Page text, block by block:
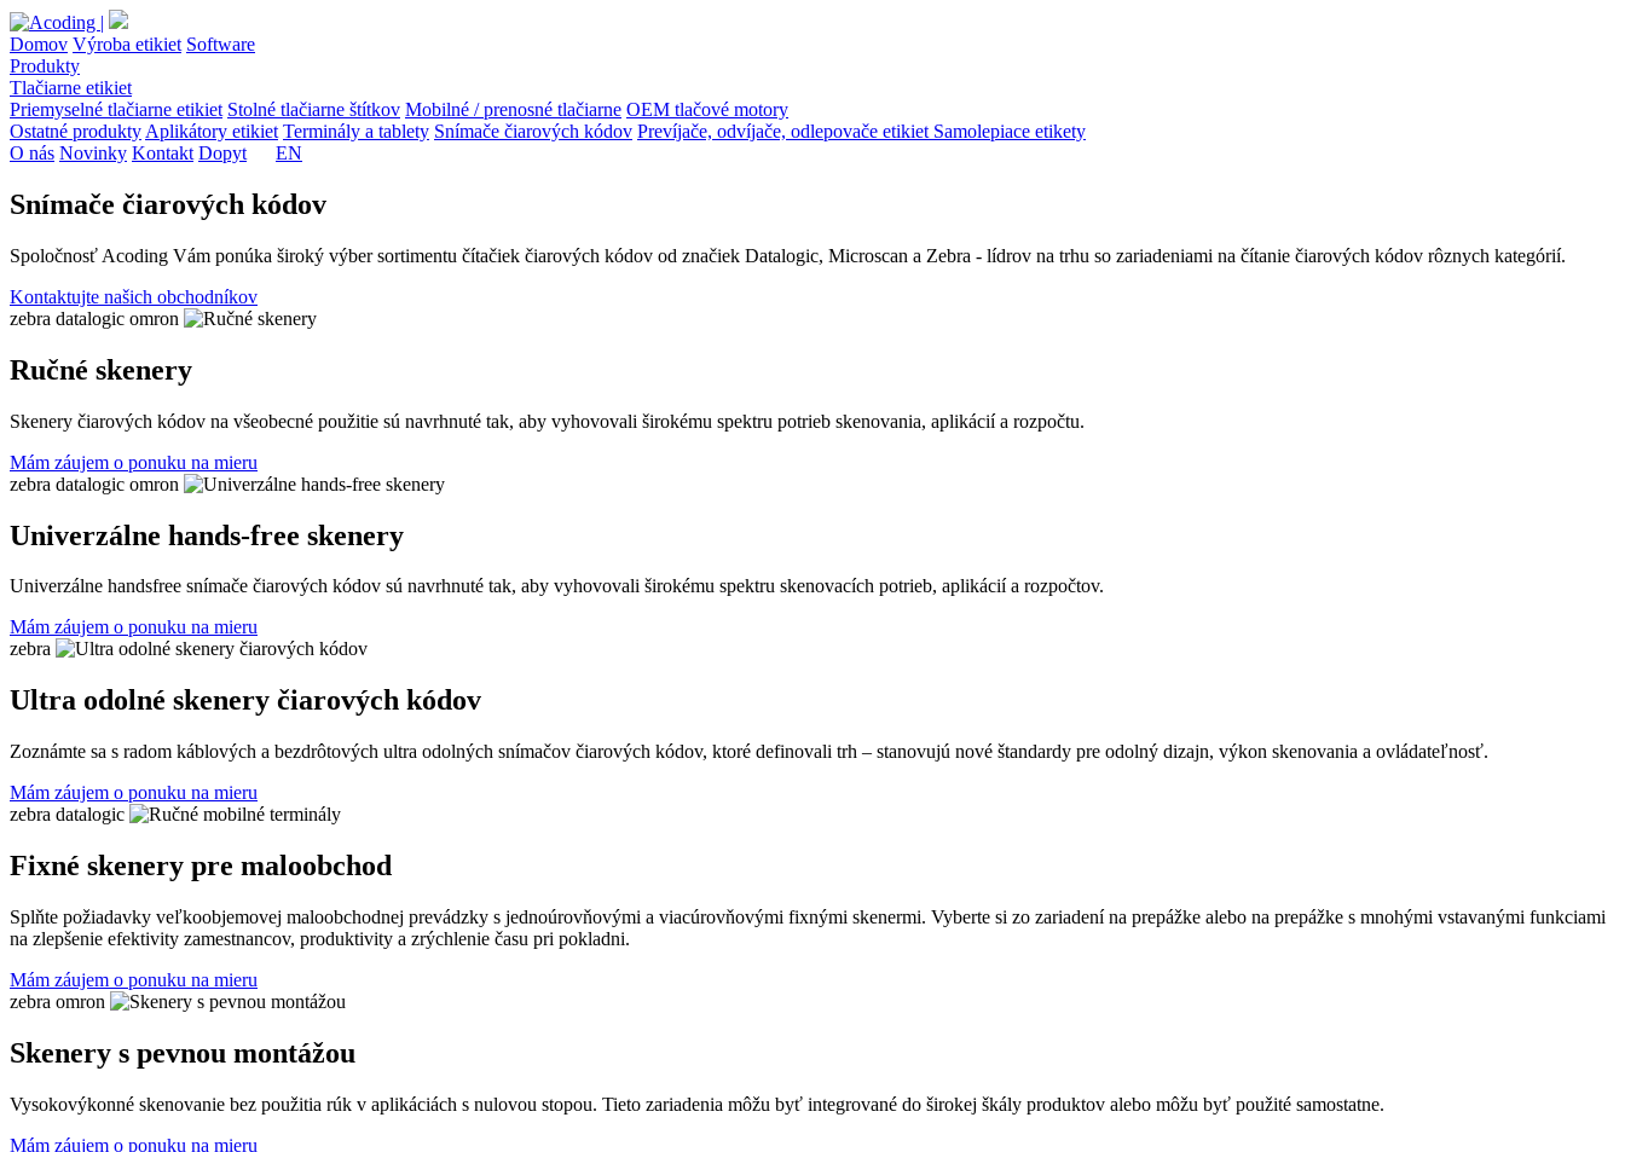
Domov Výroba etikiet Software
Produkty
Tlačiarne etikiet
Priemyselné tlačiarne etikiet Stolné tlačiarne štítkov Mobilné / prenosné tlačiarne OEM tlačové motory
Ostatné produkty Aplikátory etikiet Terminály a tablety Snímače čiarových kódov Prevíjače, odvíjače, odlepovače etikiet Samolepiace etikety
O nás Novinky Kontakt Dopyt EN
Snímače čiarových kódov
Spoločnosť Acoding Vám ponúka široký výber sortimentu čítačiek čiarových kódov od značiek Datalogic, Microscan a Zebra - lídrov na trhu so zariadeniami na čítanie čiarových kódov rôznych kategórií.
Kontaktujte našich obchodníkov
zebra datalogic omron
Ručné skenery
Skenery čiarových kódov na všeobecné použitie sú navrhnuté tak, aby vyhovovali širokému spektru potrieb skenovania, aplikácií a rozpočtu.
Mám záujem o ponuku na mieru
zebra datalogic omron
Univerzálne hands-free skenery
Univerzálne handsfree snímače čiarových kódov sú navrhnuté tak, aby vyhovovali širokému spektru skenovacích potrieb, aplikácií a rozpočtov.
Mám záujem o ponuku na mieru
zebra
Ultra odolné skenery čiarových kódov
Zoznámte sa s radom káblových a bezdrôtových ultra odolných snímačov čiarových kódov, ktoré definovali trh – stanovujú nové štandardy pre odolný dizajn, výkon skenovania a ovládateľnosť.
Mám záujem o ponuku na mieru
zebra datalogic
Fixné skenery pre maloobchod
Splňte požiadavky veľkoobjemovej maloobchodnej prevádzky s jednoúrovňovými a viacúrovňovými fixnými skenermi. Vyberte si zo zariadení na prepážke alebo na prepážke s mnohými vstavanými funkciami
na zlepšenie efektivity zamestnancov, produktivity a zrýchlenie času pri pokladni.
Mám záujem o ponuku na mieru
zebra omron
Skenery s pevnou montážou
Vysokovýkonné skenovanie bez použitia rúk v aplikáciách s nulovou stopou. Tieto zariadenia môžu byť integrované do širokej škály produktov alebo môžu byť použité samostatne.
Mám záujem o ponuku na mieru